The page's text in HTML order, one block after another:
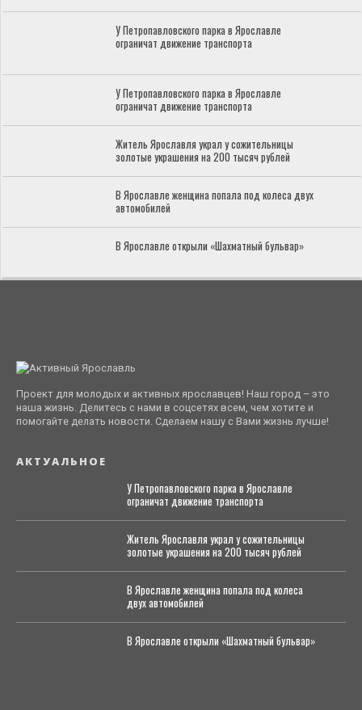
У Петропавловского парка в Ярославле
ограничат движение транспорта
У Петропавловского парка в Ярославле
ограничат движение транспорта
Житель Ярославля украл у сожительницы
золотые украшения на 200 тысяч рублей
В Ярославле женщина попала под колеса двух
автомобилей
В Ярославле открыли «Шахматный бульвар»
Проект для молодых и активных ярославцев! Наш город – это
наша жизнь. Делитесь с нами в соцсетях всем, чем хотите и
помогайте делать новости. Сделаем нашу с Вами жизнь лучше!
АКТУАЛЬНОЕ
У Петропавловского парка в Ярославле
ограничат движение транспорта
Житель Ярославля украл у сожительницы
золотые украшения на 200 тысяч рублей
В Ярославле женщина попала под колеса
двух автомобилей
В Ярославле открыли «Шахматный бульвар»